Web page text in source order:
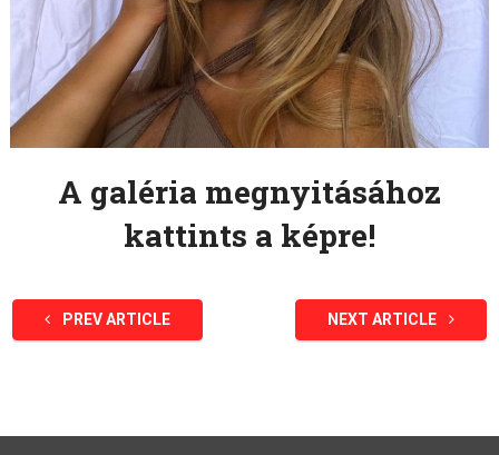
A galéria megnyitásához
kattints a képre!
PREV ARTICLE NEXT ARTICLE